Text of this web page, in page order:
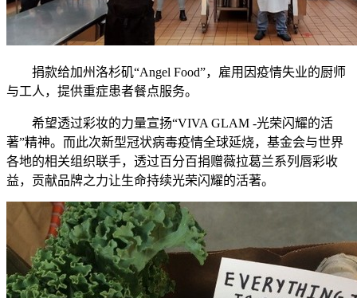
捐款给加州洛杉矶“Angel Food”，雇用因疫情失业的厨师
与工人，提供重症患者餐点服务。
希望透过彩妆的力量宣扬“VIVA GLAM -光荣闪耀的活
著”精神。而此次新型冠状病毒疫情全球延烧，基金会与世界
各地的相关组织联手，透过百分百捐赠薇拉葛兰系列唇彩收
益，贡献品牌之力让生命持续光荣闪耀的活著。